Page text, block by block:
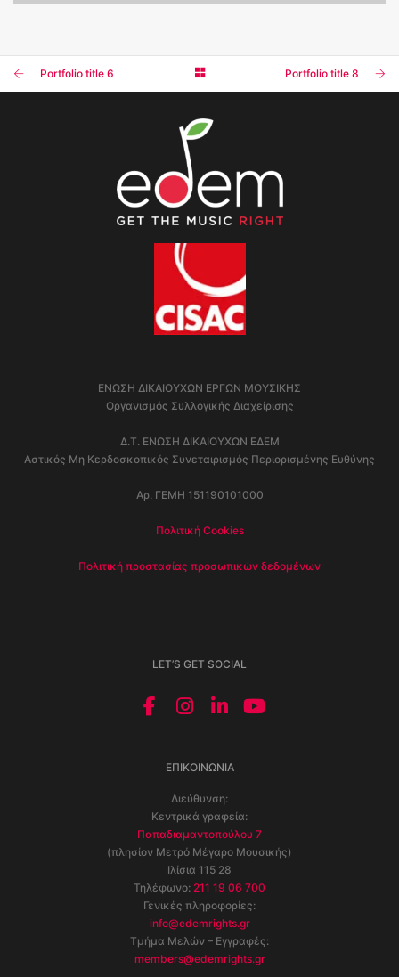
WEB AND PHOTOGRAPHY
Portfolio title 6 Portfolio title 8
ΕΝΩΣΗ ΔΙΚΑΙΟΥΧΩΝ ΕΡΓΩΝ ΜΟΥΣΙΚΗΣ
Οργανισμός Συλλογικής Διαχείρισης
Δ.Τ. ΕΝΩΣΗ ΔΙΚΑΙΟΥΧΩΝ ΕΔΕΜ
Αστικός Μη Κερδοσκοπικός Συνεταιρισμός Περιορισμένης Ευθύνης
Αρ. ΓΕΜΗ 151190101000
Πολιτική Cookies
Πολιτική προστασίας προσωπικών δεδομένων
LET’S GET SOCIAL
ΕΠΙΚΟΙΝΩΝΊΑ
Διεύθυνση:
Κεντρικά γραφεία:
Παπαδιαμαντοπούλου 7
(πλησίον Μετρό Μέγαρο Μουσικής)
Ιλίσια 115 28
Τηλέφωνο: 211 19 06 700
Γενικές πληροφορίες:
info@edemrights.gr
Τμήμα Μελών – Εγγραφές:
members@edemrights.gr